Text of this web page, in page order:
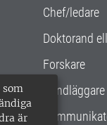
som
är
Chef/ledare
Doktorand
Forskare
Handläggare